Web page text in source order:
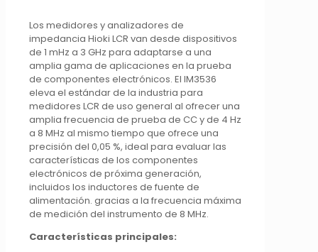
Los medidores y analizadores de
impedancia Hioki LCR van desde dispositivos
de 1 mHz a 3 GHz para adaptarse a una
amplia gama de aplicaciones en la prueba
de componentes electrónicos. El IM3536
eleva el estándar de la industria para
medidores LCR de uso general al ofrecer una
amplia frecuencia de prueba de CC y de 4 Hz
a 8 MHz al mismo tiempo que ofrece una
precisión del 0,05 %, ideal para evaluar las
características de los componentes
electrónicos de próxima generación,
incluidos los inductores de fuente de
alimentación. gracias a la frecuencia máxima
de medición del instrumento de 8 MHz.
Características principales: